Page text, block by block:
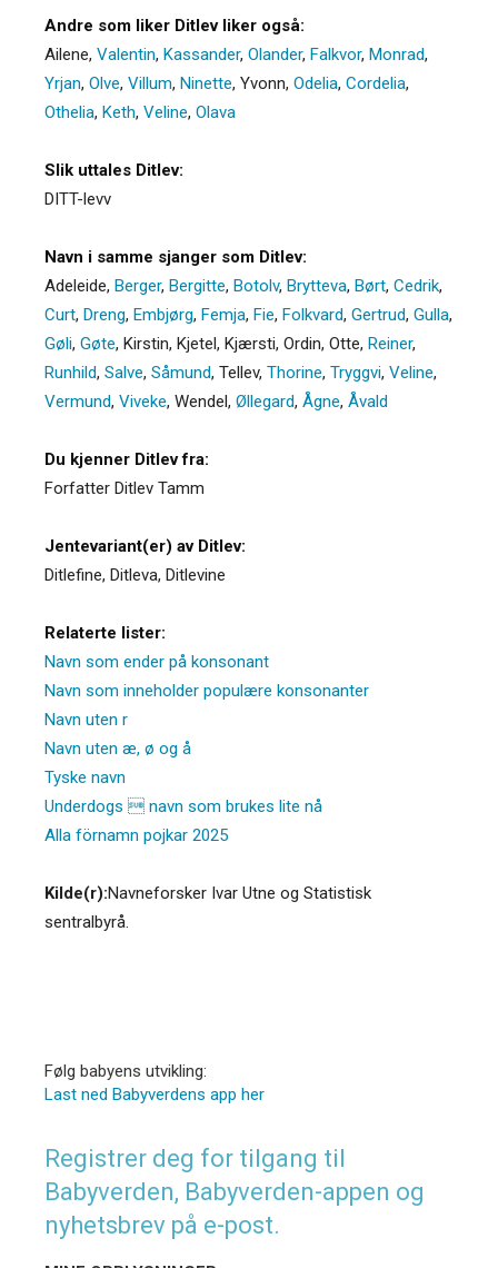
Andre som liker Ditlev liker også:
Ailene, Valentin, Kassander, Olander, Falkvor, Monrad,
Yrjan, Olve, Villum, Ninette, Yvonn, Odelia, Cordelia,
Othelia, Keth, Veline, Olava
Slik uttales Ditlev:
DITT-levv
Navn i samme sjanger som Ditlev:
Adeleide, Berger, Bergitte, Botolv, Brytteva, Børt, Cedrik,
Curt, Dreng, Embjørg, Femja, Fie, Folkvard, Gertrud, Gulla,
Gøli, Gøte, Kirstin, Kjetel, Kjærsti, Ordin, Otte, Reiner,
Runhild, Salve, Såmund, Tellev, Thorine, Tryggvi, Veline,
Vermund, Viveke, Wendel, Øllegard, Ågne, Åvald
Du kjenner Ditlev fra:
Forfatter Ditlev Tamm
Jentevariant(er) av Ditlev:
Ditlefine, Ditleva, Ditlevine
Relaterte lister:
Navn som ender på konsonant
Navn som inneholder populære konsonanter
Navn uten r
Navn uten æ, ø og å
Tyske navn
Underdogs  navn som brukes lite nå
Alla förnamn pojkar 2025
Kilde(r):Navneforsker Ivar Utne og Statistisk
sentralbyrå.
Følg babyens utvikling:
Last ned Babyverdens app her
Registrer deg for tilgang til
Babyverden, Babyverden-appen og
nyhetsbrev på e-post.